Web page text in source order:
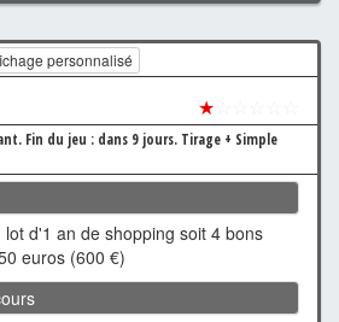
personnalisé
★
Fin du jeu : dans 9 jours. Tirage + Simple
lot d'1 an de shopping soit 4 bons
euros (600 €)